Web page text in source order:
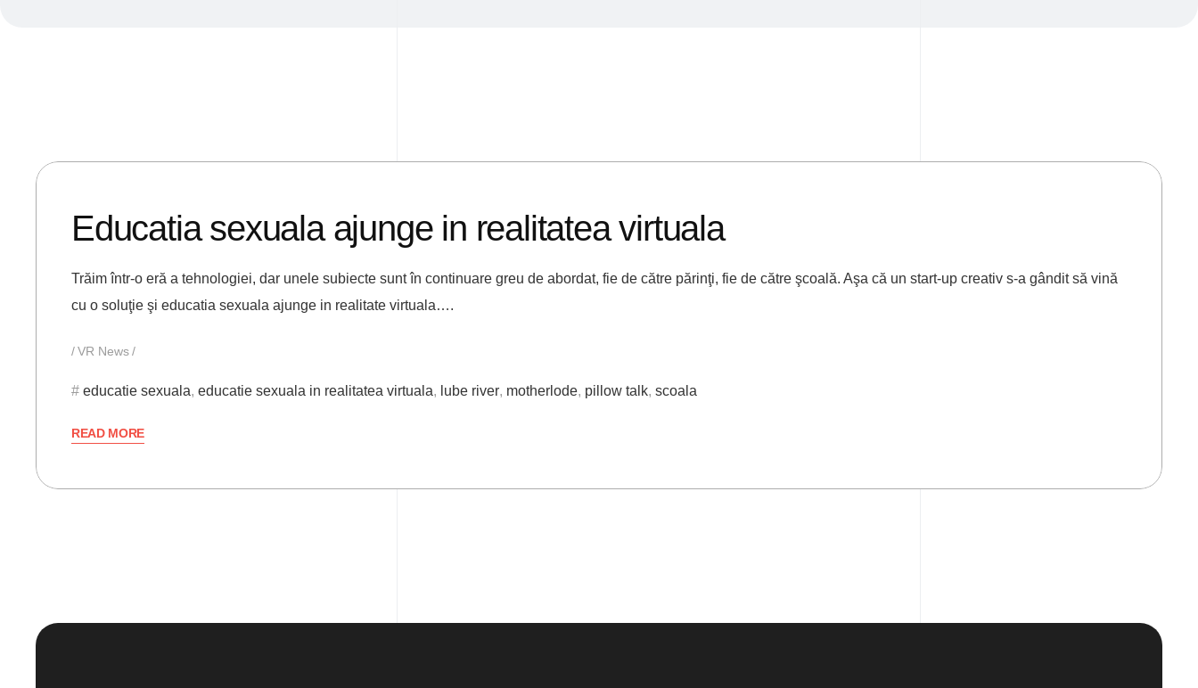
Educatia sexuala ajunge in realitatea virtuala
Trăim într-o eră a tehnologiei, dar unele subiecte sunt în continuare greu de abordat, fie de către părinţi, fie de către şcoală. Aşa că un start-up creativ s-a gândit să vină
cu o soluţie şi educatia sexuala ajunge in realitate virtuala….
VR News
educatie sexuala, educatie sexuala in realitatea virtuala, lube river, motherlode, pillow talk, scoala
READ MORE